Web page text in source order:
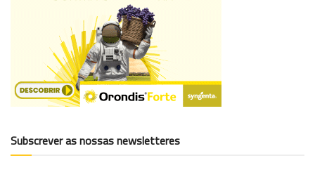
Subscrever as nossas newsletteres